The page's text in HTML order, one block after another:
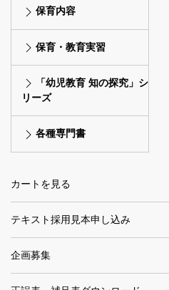
保育内容
保育・教育実習
「幼児教育 知の探究」シ
リーズ
各種専門書
カートを見る
テキスト採用見本申し込み
企画募集